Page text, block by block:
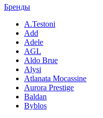
Бренды
A.Testoni
Add
Adele
AGL
Aldo Brue
Alysi
Atlanata Mocassine
Aurora Prestige
Baldan
Byblos